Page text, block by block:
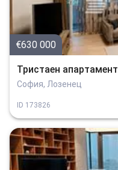
€630 000
Тристаен апартамент
София, Лозенец
ID 173826